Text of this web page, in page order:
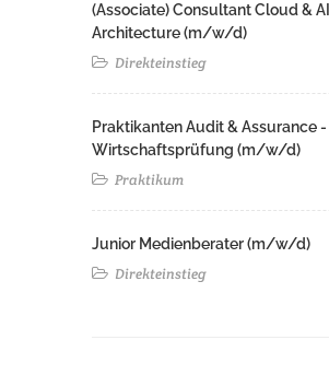
(Associate) Consultant Cloud & AI
Architecture (m/w/d)​ ​
Direkteinstieg
Praktikanten Audit & Assurance -
Wirtschaftsprüfung (m/w/d)
Praktikum
Junior Medienberater (m/w/d)
Direkteinstieg